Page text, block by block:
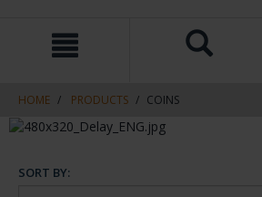
navigation
HOME PRODUCTS COINS
SORT BY: